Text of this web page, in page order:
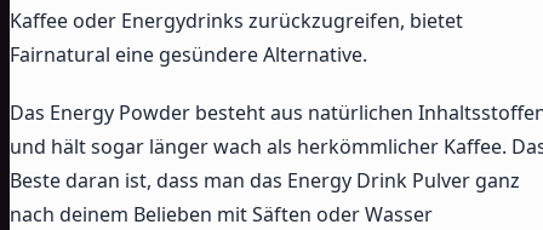
Kaffee oder Energydrinks zurückzugreifen, bietet
Fairnatural eine gesündere Alternative.
Das Energy Powder besteht aus natürlichen
und hält sogar länger wach als herkömmlicher Kaffee.
Beste daran ist, dass man das Energy Drink Pulver ganz
nach deinem Belieben mit Säften oder Wasser